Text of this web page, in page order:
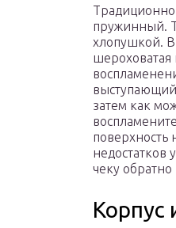
пружинный.
хлопушкой. В
шероховатая
выступающий
затем как
чеку
Корпус